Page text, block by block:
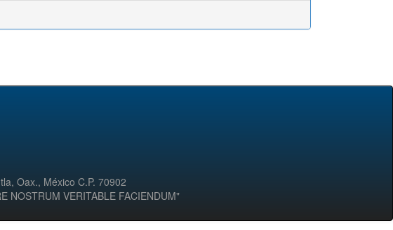
Oax., México C.P. 70902
NOSTRUM VERITABLE FACIENDUM"